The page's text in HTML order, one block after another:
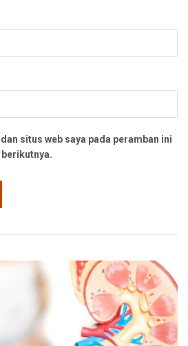
situs web saya pada peramban ini